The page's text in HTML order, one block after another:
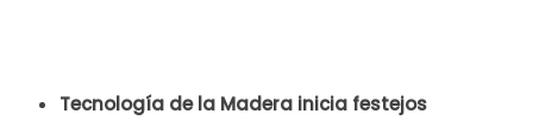
Tecnología de la Madera inicia festejos